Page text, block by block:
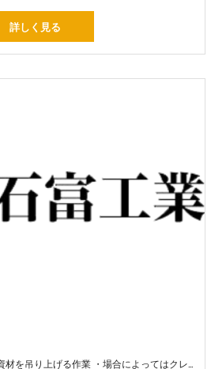
詳しく見る